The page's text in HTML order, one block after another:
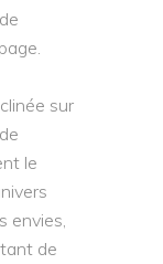
sur
le
envies,
de